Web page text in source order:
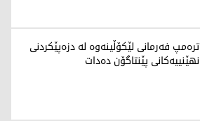
ترەمپ فەرمانی لێکۆڵینەوە لە دزەپێکردنی
نهێنییەکانی پێنتاگۆن دەدات